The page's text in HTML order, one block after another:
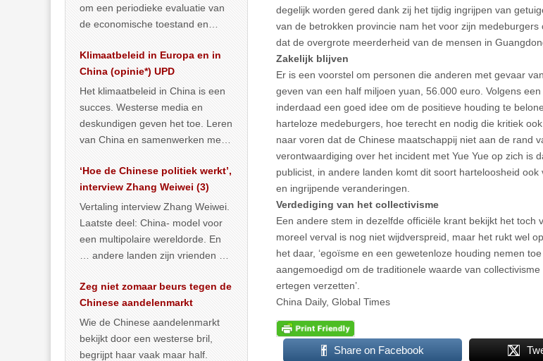
degelijk worden gered dank zij het tijdig ingrijpen van
van de betrokken provincie nam het voor zijn
dat de overgrote meerderheid van de mensen in
Zakelijk blijven
Er is een voorstel om personen die anderen met gevaar
geven van een half miljoen yuan, 56.000 euro. Volgens
inderdaad een goed idee om de positieve houding te
harteloze medeburgers, hoe terecht en nodig die kritiek
naar voren dat de Chinese maatschappij niet aan de rand
verontwaardiging over het incident met Yue Yue op zich is
publicist, in andere landen komt dit soort harteloosheid
en ingrijpende veranderingen.
Verdediging van het collectivisme
Een andere stem in dezelfde officiële krant bekijkt het toch
moreel verval is nog niet wijdverspreid, maar het rukt wel
het daar, ‘egoïsme en een gewetenloze houding nemen
aangemoedigd om de traditionele waarde van
ertegen verzetten’.
China Daily, Global Times
Share on Facebook
om een periodieke evaluatie van
de economische toestand en
publiceerden… >> lees meer
Klimaatbeleid in Europa en in
China (opinie*) UPD
Het klimaatbeleid in China is een
succes. Westerse media en
deskundigen geven het toe. Leren
van China en samenwerken met
… >> lees meer
‘Hoe de Chinese politiek werkt’,
interview Zhang Weiwei (3)
Vertaling interview Zhang Weiwei.
Laatste deel: China- model voor
een multipolaire wereldorde. En
… andere landen zijn vrienden of
Zeg niet zomaar beurs tegen de
Chinese aandelenmarkt
Wie de Chinese aandelenmarkt
bekijkt door een westerse bril,
begrijpt haar vaak maar half.